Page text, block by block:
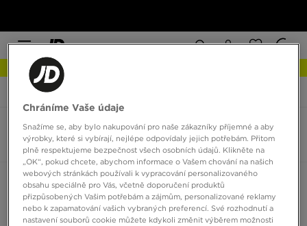
JD Sports Nike Air Huarache Craft
Nike Air Huarache Craft
0 produktů
Seřadit:Doporučené Filtrovat
Chráníme Vaše údaje
Snažíme se, aby bylo nakupování pro naše zákazníky příjemné a aby
výrobky, které si vybírají, nejlépe odpovídaly jejich potřebám. Přitom
plně respektujeme bezpečnost všech osobních údajů. Klikněte na
„OK“, pokud chcete, abychom informace o Vašem chování na našich
webových stránkách používali k vypracování personalizovaného
obsahu speciálně pro Vás, včetně doporučení produktů
přizpůsobených Vašim potřebám a zájmům, personalizované reklamy
nebo k zapamatování vašich vybraných preferencí. Své rozhodnutí a
nastavení souborů cookie můžete kdykoli změnit výběrem možnosti